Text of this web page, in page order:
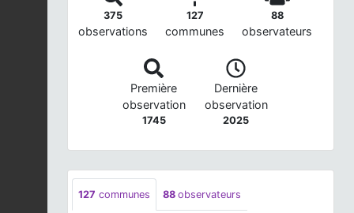
375
observations
127
communes
88
observateurs
Première
observation
1745
Dernière
observation
2025
127 communes 88 observateurs